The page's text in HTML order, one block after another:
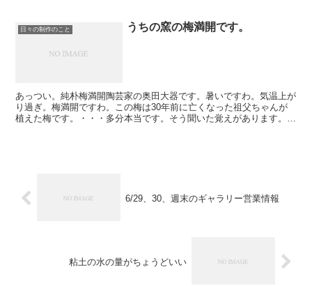
日々の制作のこと うちの窯の梅満開です。
あっつい。純朴梅満開陶芸家の奥田大器です。暑いですわ。気温上が
り過ぎ。梅満開ですわ。この梅は30年前に亡くなった祖父ちゃんが
植えた梅です。・・・多分本当です。そう聞いた覚えがあります。そ
6/29、30、週末のギャラリー営業情報
粘土の水の量がちょうどいい